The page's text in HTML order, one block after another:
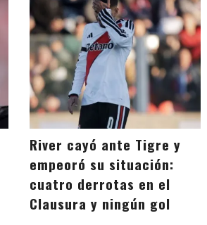
River cayó ante Tigre y
empeoró su situación:
cuatro derrotas en el
Clausura y ningún gol